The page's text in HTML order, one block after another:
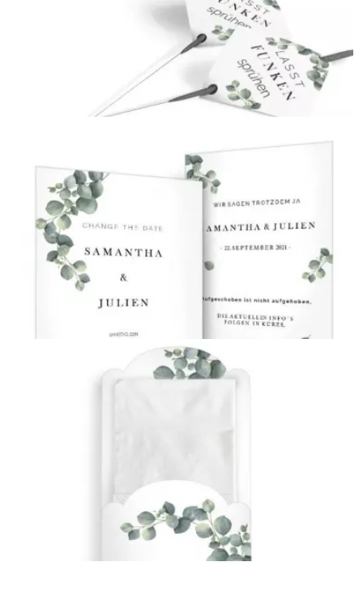
Geschenkanhänger
{farbicons}
Wunderkerzenanhänger
Change-the-Date Karte
{farbicons}